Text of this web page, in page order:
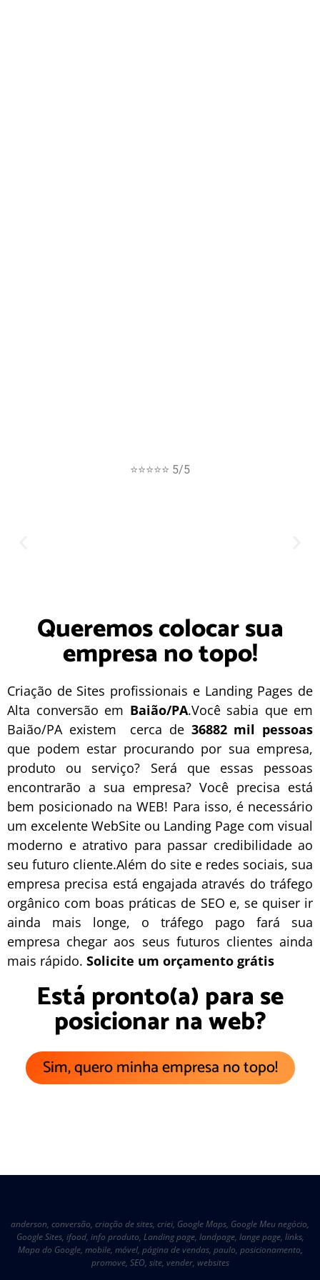
⭐⭐⭐⭐⭐ 5/5
Queremos colocar sua
empresa no topo!
Criação de Sites profissionais e Landing Pages de
Alta conversão em Baião/PA.Você sabia que em
Baião/PA existem cerca de 36882 mil pessoas
que podem estar procurando por sua empresa,
produto ou serviço? Será que essas pessoas
encontrarão a sua empresa? Você precisa está
bem posicionado na WEB! Para isso, é necessário
um excelente WebSite ou Landing Page com visual
moderno e atrativo para passar credibilidade ao
seu futuro cliente.Além do site e redes sociais, sua
empresa precisa está engajada através do tráfego
orgânico com boas práticas de SEO e, se quiser ir
ainda mais longe, o tráfego pago fará sua
empresa chegar aos seus futuros clientes ainda
mais rápido. Solicite um orçamento grátis
Está pronto(a) para se
posicionar na web?
Sim, quero minha empresa no topo!
anderson, conversão, criação de sites, criei, Google Maps, Google Meu negócio,
Google Sites, ifood, info produto, Landing page, landpage, lange page, links,
Mapa do Google, mobile, móvel, página de vendas, paulo, posicionamento,
promove, SEO, site, vender, websites